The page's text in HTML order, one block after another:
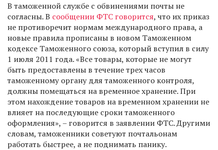
В таможенной службе с обвинениями почты не
согласны. В сообщении ФТС говорится, что их приказ
не противоречит нормам международного права, а
новые правила прописаны в новом Таможенном
кодексе Таможенного союза, который вступил в силу
1 июля 2011 года. «Все товары, которые не могут
быть предоставлены в течение трех часов
таможенному органу для таможенного контроля,
должны помещаться на временное хранение. При
этом нахождение товаров на временном хранении не
влияет на последующие сроки таможенного
оформления», – говорится в заявлении ФТС. Другими
словам, таможенники советуют почтальонам
работать быстрее, а не поднимать панику.